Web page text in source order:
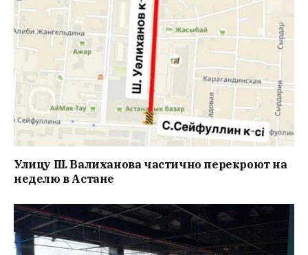
Улицу Ш. Валиханова частично перекроют на
неделю в Астане